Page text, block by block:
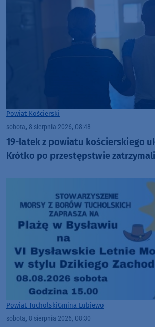
Powiat Kościerski
sobota, 8 sierpnia 2026, 08:48
19-latek z powiatu kościerskiego
Krótko po przestępstwie
Powiat TucholskiGmina Lubiewo
sobota, 8 sierpnia 2026, 08:30